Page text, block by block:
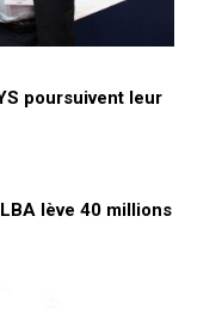
poursuivent leur
lève 40 millions